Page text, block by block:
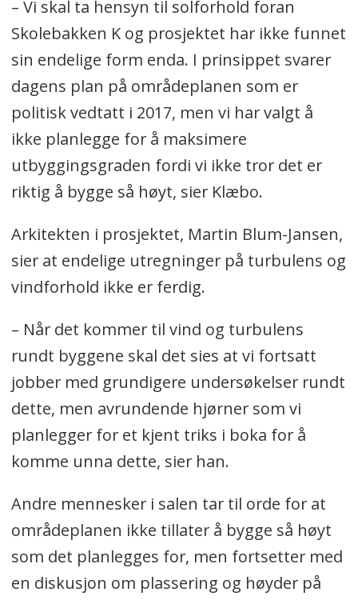
– Vi skal ta hensyn til solforhold foran
Skolebakken K og prosjektet har ikke funnet
sin endelige form enda. I prinsippet svarer
dagens plan på områdeplanen som er
politisk vedtatt i 2017, men vi har valgt å
ikke planlegge for å maksimere
utbyggingsgraden fordi vi ikke tror det er
riktig å bygge så høyt, sier Klæbo.
Arkitekten i prosjektet, Martin Blum-Jansen,
sier at endelige utregninger på turbulens og
vindforhold ikke er ferdig.
– Når det kommer til vind og turbulens
rundt byggene skal det sies at vi fortsatt
jobber med grundigere undersøkelser rundt
dette, men avrundende hjørner som vi
planlegger for et kjent triks i boka for å
komme unna dette, sier han.
Andre mennesker i salen tar til orde for at
områdeplanen ikke tillater å bygge så høyt
som det planlegges for, men fortsetter med
en diskusjon om plassering og høyder på